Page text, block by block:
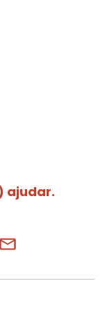
ajudar.